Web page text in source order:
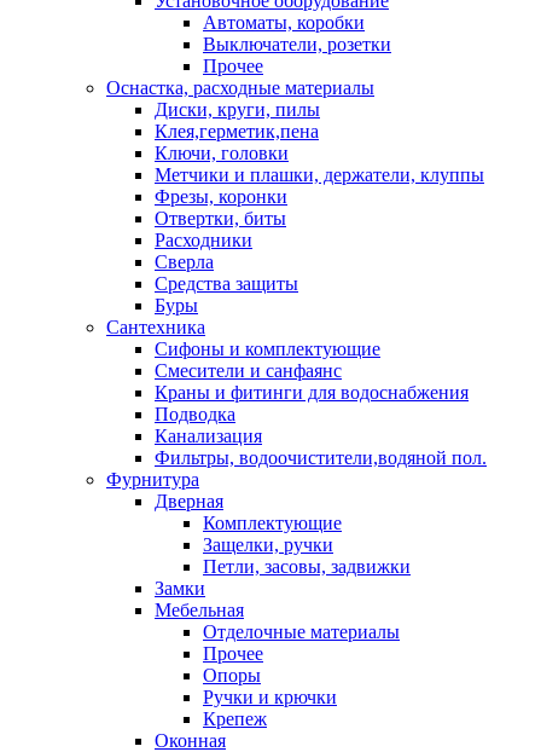
Автоматы, коробки
Выключатели, розетки
Прочее
Оснастка, расходные материалы
Диски, круги, пилы
Клея,герметик,пена
Ключи, головки
Метчики и плашки, держатели, клуппы
Фрезы, коронки
Отвертки, биты
Расходники
Сверла
Средства защиты
Буры
Сантехника
Сифоны и комплектующие
Смесители и санфаянс
Краны и фитинги для водоснабжения
Подводка
Канализация
Фильтры, водоочистители,водяной пол.
Фурнитура
Дверная
Комплектующие
Защелки, ручки
Петли, засовы, задвижки
Замки
Мебельная
Отделочные материалы
Прочее
Опоры
Ручки и крючки
Крепеж
Оконная